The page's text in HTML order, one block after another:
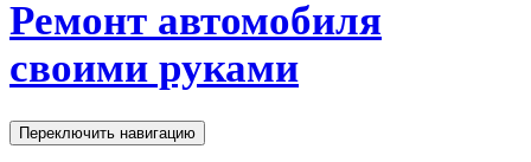
Ремонт автомобиля
своими руками
Переключить навигацию